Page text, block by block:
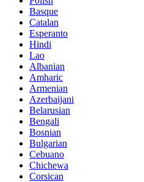
Basque
Catalan
Esperanto
Hindi
Lao
Albanian
Amharic
Armenian
Azerbaijani
Belarusian
Bengali
Bosnian
Bulgarian
Cebuano
Chichewa
Corsican